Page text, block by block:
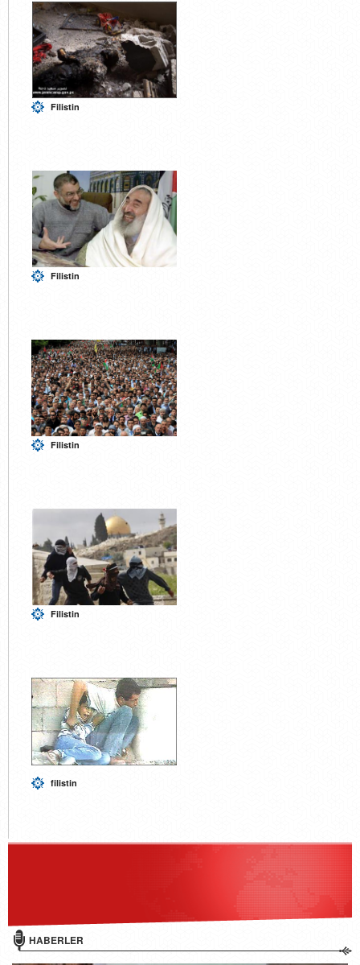
Filistin
Filistin
Filistin
Filistin
filistin
HABERLER